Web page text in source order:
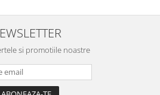
si promotiile noastre